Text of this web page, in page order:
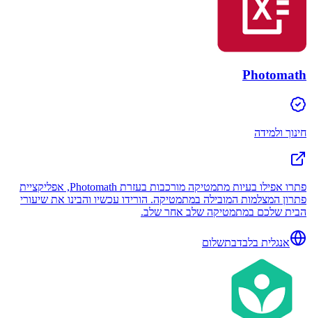
Photomath
חינוך ולמידה
פתרו אפילו בעיות מתמטיקה מורכבות בעזרת Photomath, אפליקציית
פתרון המצלמות המובילה במתמטיקה. הורידו עכשיו והבינו את שיעורי
הבית שלכם במתמטיקה שלב אחר שלב.
אנגלית בלבדבתשלום